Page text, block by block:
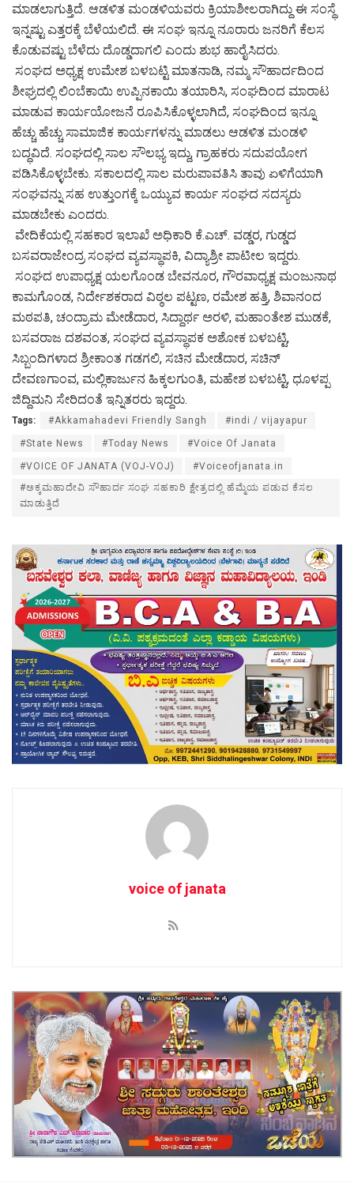
ಮಾಡಲಾಗುತ್ತಿದೆ. ಆಡಳಿತ ಮಂಡಳಿಯವರು ಕ್ರಿಯಾಶೀಲರಾಗಿದ್ದು ಈ ಸಂಸ್ಥೆ
ಇನ್ನಷ್ಟು ಎತ್ತರಕ್ಕೆ ಬೆಳೆಯಲಿದೆ. ಈ ಸಂಘ ಇನ್ನೂ ನೂರಾರು ಜನರಿಗೆ ಕೆಲಸ
ಕೊಡುವಷ್ಟು ಬೆಳೆದು ದೊಡ್ಡದಾಗಲಿ ಎಂದು ಶುಭ ಹಾರೈಸಿದರು.
ಸಂಘದ ಅಧ್ಯಕ್ಷ ಉಮೇಶ ಬಳಬಟ್ಟಿ ಮಾತನಾಡಿ, ನಮ್ಮ ಸೌಹಾರ್ದದಿಂದ
ಶೀಘ್ರದಲ್ಲಿ ಲಿಂಬೆಕಾಯಿ ಉಪ್ಪಿನಕಾಯಿ ತಯಾರಿಸಿ, ಸಂಘದಿಂದ ಮಾರಾಟ
ಮಾಡುವ ಕಾರ್ಯಯೋಜನೆ ರೂಪಿಸಿಕೊಳ್ಳಲಾಗಿದೆ, ಸಂಘದಿಂದ ಇನ್ನೂ
ಹೆಚ್ಚು ಹೆಚ್ಚು ಸಾಮಾಜಿಕ ಕಾರ್ಯಗಳನ್ನು ಮಾಡಲು ಆಡಳಿತ ಮಂಡಳಿ
ಬದ್ಧವಿದೆ. ಸಂಘದಲ್ಲಿ ಸಾಲ ಸೌಲಭ್ಯ ಇದ್ದು, ಗ್ರಾಹಕರು ಸದುಪಯೋಗ
ಪಡಿಸಿಕೊಳ್ಳಬೇಕು. ಸಕಾಲದಲ್ಲಿ ಸಾಲ ಮರುಪಾವತಿಸಿ ತಾವು ಏಳಿಗೆಯಾಗಿ
ಸಂಘವನ್ನು ಸಹ ಉತ್ತುಂಗಕ್ಕೆ ಒಯ್ಯುವ ಕಾರ್ಯ ಸಂಘದ ಸದಸ್ಯರು
ಮಾಡಬೇಕು ಎಂದರು.
ವೇದಿಕೆಯಲ್ಲಿ ಸಹಕಾರ ಇಲಾಖೆ ಅಧಿಕಾರಿ ಕೆ.ಎಚ್. ವಡ್ಡರ, ಗುಡ್ಡದ
ಬಸವರಾಜೇಂದ್ರ ಸಂಘದ ವ್ಯವಸ್ಥಾಪಕಿ, ವಿದ್ಯಾಶ್ರೀ ಪಾಟೀಲ ಇದ್ದರು.
ಸಂಘದ ಉಪಾಧ್ಯಕ್ಷ ಯಲಗೊಂಡ ಬೇವನೂರ, ಗೌರವಾಧ್ಯಕ್ಷ ಮಂಜುನಾಥ
ಕಾಮಗೊಂಡ, ನಿರ್ದೇಶಕರಾದ ವಿಠ್ಠಲ ಪಟ್ಟಣ, ರಮೇಶ ಹತ್ತಿ, ಶಿವಾನಂದ
ಮಠಪತಿ, ಚಂದ್ರಾಮ ಮೇಡೆದಾರ, ಸಿದ್ದಾರ್ಥ ಅರಳಿ, ಮಹಾಂತೇಶ ಮುಡಕೆ,
ಬಸವರಾಜ ದಶವಂತ, ಸಂಘದ ವ್ಯವಸ್ಥಾಪಕ ಅಶೋಕ ಬಳಬಟ್ಟಿ,
ಸಿಬ್ಬಂದಿಗಳಾದ ಶ್ರೀಕಾಂತ ಗಡಗಲಿ, ಸಚಿನ ಮೇಡೆದಾರ, ಸಚಿನ್
ದೇವಣಗಾಂವ, ಮಲ್ಲಿಕಾರ್ಜುನ ಹಿಕ್ಕಲಗುಂತಿ, ಮಹೇಶ ಬಳಬಟ್ಟಿ, ಧೂಳಪ್ಪ
ಜಿದ್ದಿಮನಿ ಸೇರಿದಂತೆ ಇನ್ನಿತರರು ಇದ್ದರು.
Tags: #Akkamahadevi Friendly Sangh #indi / vijayapur
#State News #Today News #Voice Of Janata
#VOICE OF JANATA (VOJ-VOJ)
#Voiceofjanata.in
#ಅಕ್ಕಮಹಾದೇವಿ ಸೌಹಾರ್ದ ಸಂಘ ಸಹಕಾರಿ ಕ್ಷೇತ್ರದಲ್ಲಿ ಹೆಮ್ಮೆಯ ಪಡುವ ಕೆಸಲ
ಮಾಡುತ್ತಿದೆ
voice of janata